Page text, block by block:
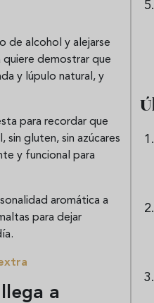
de alcohol y alejarse
quiere demostrar que
y lúpulo natural, y
para recordar que
sin gluten, sin azúcares
y funcional para
aromática a
para dejar
a